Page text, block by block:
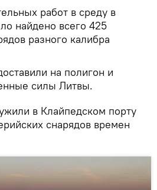
работ в среду в
найдено всего 425
разного калибра
на полигон и
силы Литвы.
в Клайпедском порту
снарядов времен